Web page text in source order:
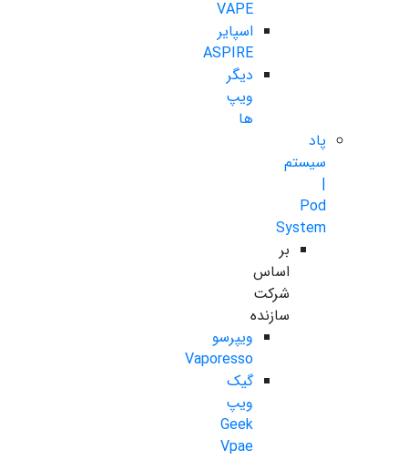
VAPE
اسپایر
ASPIRE
دیگر
ویپ
ها
پاد
سیستم
|
Pod
System
بر
اساس
شرکت
سازنده
ویپرسو
Vaporesso
گیک
ویپ
Geek
Vpae